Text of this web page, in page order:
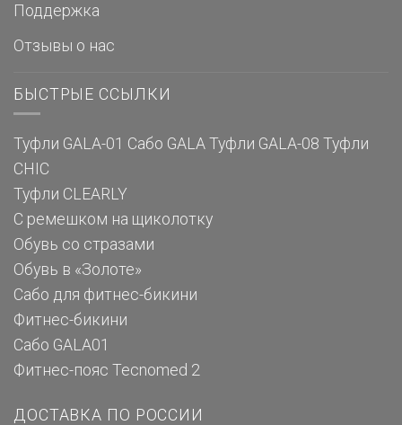
Поддержка
Отзывы о нас
БЫСТРЫЕ ССЫЛКИ
Туфли GALA-01 Сабо GALA Туфли GALA-08 Туфли
CHIC
Туфли CLEARLY
С ремешком на щиколотку
Обувь со стразами
Обувь в «Золоте»
Сабо для фитнес-бикини
Фитнес-бикини
Сабо GALA01
Фитнес-пояс Tecnomed 2
ДОСТАВКА ПО РОССИИ